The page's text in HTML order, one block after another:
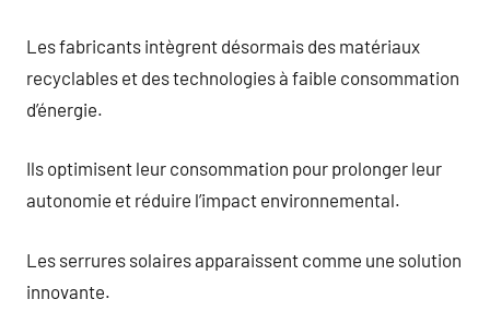
Les fabricants intègrent désormais des matériaux
recyclables et des technologies à faible consommation
d’énergie.
Ils optimisent leur consommation pour prolonger leur
autonomie et réduire l’impact environnemental.
Les serrures solaires apparaissent comme une solution
innovante.